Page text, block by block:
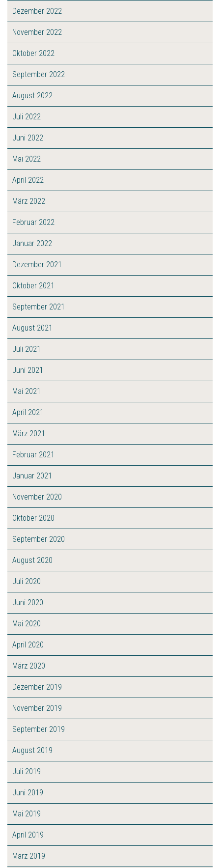
Dezember 2022
November 2022
Oktober 2022
September 2022
August 2022
Juli 2022
Juni 2022
Mai 2022
April 2022
März 2022
Februar 2022
Januar 2022
Dezember 2021
Oktober 2021
September 2021
August 2021
Juli 2021
Juni 2021
Mai 2021
April 2021
März 2021
Februar 2021
Januar 2021
November 2020
Oktober 2020
September 2020
August 2020
Juli 2020
Juni 2020
Mai 2020
April 2020
März 2020
Dezember 2019
November 2019
September 2019
August 2019
Juli 2019
Juni 2019
Mai 2019
April 2019
März 2019